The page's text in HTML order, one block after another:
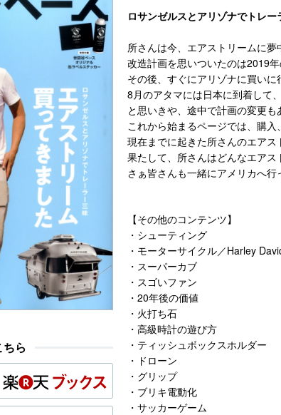
ら
ロサンゼルスとアリゾナでトレー
所さんは今、エアストリームに夢
改造計画を思いついたのは2019年
その後、すぐにアリゾナに買いに
8月のアタマには日本に到着して
と思いきや、途中で計画の変更
これから始まるページでは、購入
現在までに起きた所さんのエアス
果たして、所さんはどんなエアス
さぁ皆さんも一緒にアメリカへ行
【その他のコンテンツ】
・シューティング
・モーターサイクル／Harley
・スーパーカブ
・スゴいファン
・20年後の価値
・火打ち石
・高級時計の遊び方
・ティッシュボックスホルダー
・ドローン
・グリップ
・ブリキ電動化
・サッカーゲーム